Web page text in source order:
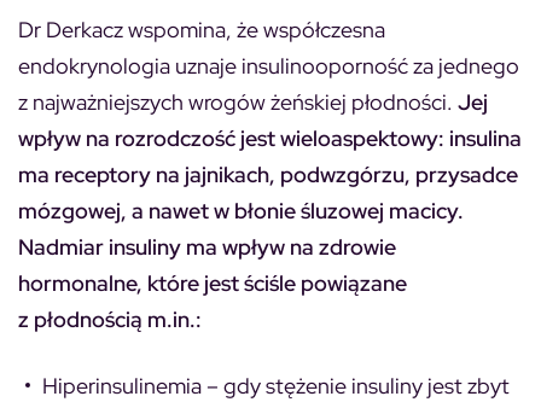
Dr Derkacz wspomina, że współczesna
endokrynologia uznaje insulinooporność za jednego
z najważniejszych wrogów żeńskiej płodności. Jej
wpływ na rozrodczość jest wieloaspektowy: insulina
ma receptory na jajnikach, podwzgórzu, przysadce
mózgowej, a nawet w błonie śluzowej macicy.
Nadmiar insuliny ma wpływ na zdrowie
hormonalne, które jest ściśle powiązane
z płodnością m.in.:
Hiperinsulinemia – gdy stężenie insuliny jest zbyt